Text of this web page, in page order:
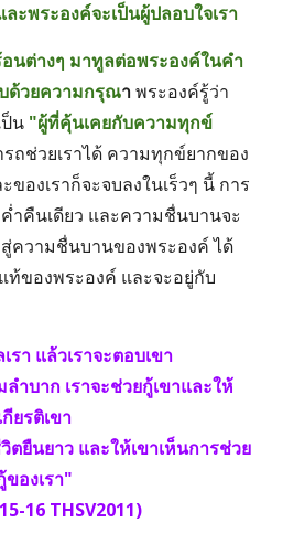
ะพระองค์จะเป็นผู้ปลอบใจเรา
นต่างๆ มาทูลต่อพระองค์ในคำ
ด้วยความกรุณา พระองค์รู้ว่า
ป็น "ผู้ที่คุ้นเคยกับความทุกข์
ถช่วยเราได้ ความทุกข์ยากของ
องเราก็จะจบลงในเร็วๆ นี้ การ
ำคืนเดียว และความชื่นบานจะ
สู่ความชื่นบานของพระองค์ ได้
ท้ของพระองค์ และจะอยู่กับ
รา แล้วเราจะตอบเขา
ลำบาก เราจะช่วยกู้เขาและให้
กียรติเขา
ตยืนยาว และให้เขาเห็นการช่วย
ของเรา"
16 THSV2011)